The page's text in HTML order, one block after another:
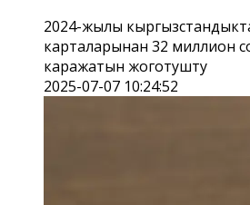
2024-жылы
карталарынан 32 миллион
каражатын жоготушту
2025-07-07 10:24:52